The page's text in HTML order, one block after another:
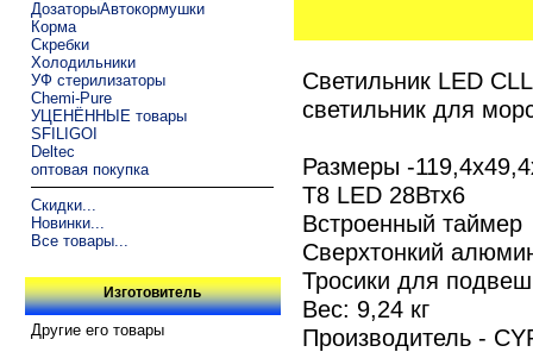
ДозаторыАвтокормушки
Корма
Скребки
Холодильники
УФ стерилизаторы
Chemi-Pure
УЦЕНЁННЫЕ товары
SFILIGOI
Deltec
оптовая покупка
Скидки...
Новинки...
Все товары...
Изготовитель
Другие его товары
Светильник LED
светильник для
Размеры -
Т8 LED 28Втх6
Встроенный таймер
Сверхтонкий
Тросики для
Вес: 9,24 кг
Производитель -